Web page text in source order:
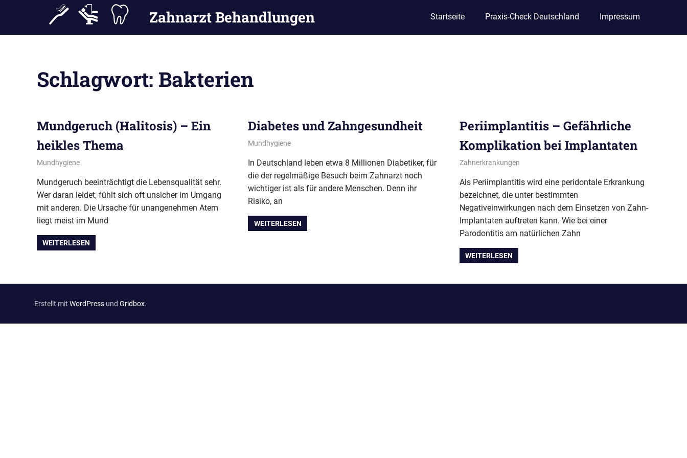
Zahnarzt Behandlungen Startseite Praxis-Check Deutschland Impressum
Schlagwort: Bakterien
Mundgeruch (Halitosis) – Ein
heikles Thema
15. Oktober 2013
conamed
Mundhygiene
Mundgeruch beeinträchtigt die Lebensqualität sehr.
Wer daran leidet, fühlt sich oft unsicher im Umgang
mit anderen. Die Ursache für unangenehmen Atem
liegt meist im Mund
WEITERLESEN
Diabetes und Zahngesundheit
28. März 2013
conamed
Mundhygiene
In Deutschland leben etwa 8 Millionen Diabetiker, für
die der regelmäßige Besuch beim Zahnarzt noch
wichtiger ist als für andere Menschen. Denn ihr
Risiko, an
WEITERLESEN
Periimplantitis – Gefährliche
Komplikation bei Implantaten
16. Januar 2013
conamed
Zahnerkrankungen
Als Periimplantitis wird eine peridontale Erkrankung
bezeichnet, die unter bestimmten
Negativeinwirkungen nach dem Einsetzen von Zahn-
Implantaten auftreten kann. Wie bei einer
Parodontitis am natürlichen Zahn
WEITERLESEN
Erstellt mit WordPress und Gridbox.